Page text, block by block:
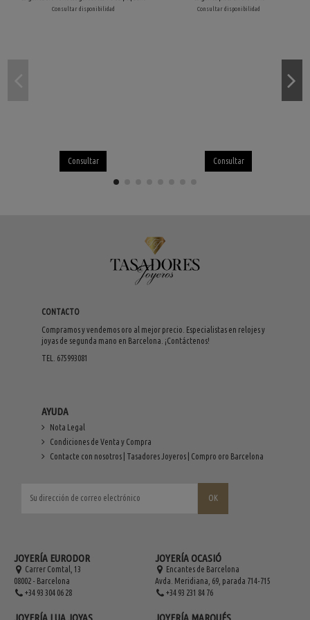
Consultar disponibilidad
Consultar
Consultar disponibilidad
Consultar
CONTACTO
Compramos y vendemos oro al mejor precio. Especialistas en relojes y
joyas de segunda mano en Barcelona. ¡Contáctenos!
TEL. 675993081
AYUDA
Nota Legal
Condiciones de Venta y Compra
Contacte con nosotros | Tasadores Joyeros | Compro oro Barcelona
JOYERÍA EURODOR
Carrer Comtal, 13
08002 - Barcelona
+34 93 304 06 28
JOYERÍA LUA JOYAS
JOYERÍA OCASIÓ
Encantes de Barcelona
Avda. Meridiana, 69, parada 714-715
+34 93 231 84 76
JOYERÍA MARQUÉS